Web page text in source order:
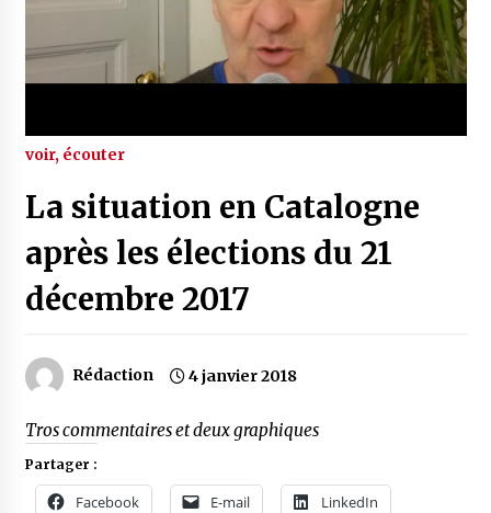
voir, écouter
La situation en Catalogne
après les élections du 21
décembre 2017
Rédaction 4 janvier 2018
Tros commentaires et deux graphiques
Partager :
Facebook E-mail LinkedIn